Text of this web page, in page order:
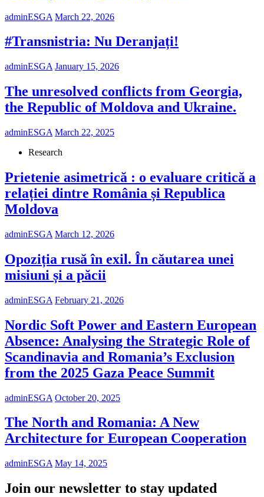
adminESGA March 22, 2026
#Transnistria: Nu Deranjați!
adminESGA January 15, 2026
The unresolved conflicts from Georgia,
the Republic of Moldova and Ukraine.
adminESGA March 22, 2025
Research
Prietenie asimetrică : o evaluare critică a
relației dintre România și Republica
Moldova
adminESGA March 12, 2026
Opoziția rusă în exil. În căutarea unei
misiuni și a păcii
adminESGA February 21, 2026
Nordic Soft Power and Eastern European
Absence: Analysing the Strategic Role of
Scandinavia and Romania’s Exclusion
from the 2025 Gaza Peace Summit
adminESGA October 20, 2025
The North and Romania: A New
Architecture for European Cooperation
adminESGA May 14, 2025
Join our newsletter to stay updated